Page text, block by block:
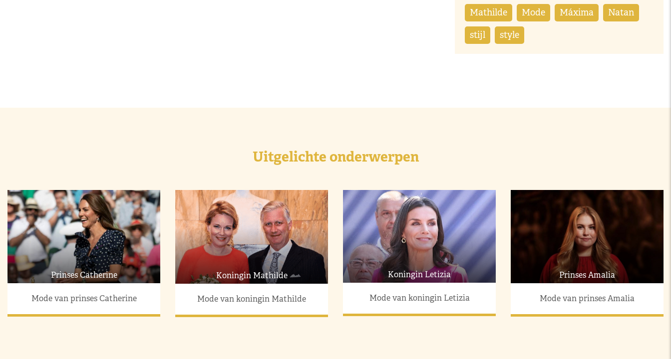
Mathilde Mode Máxima Natan
stijl style
Uitgelichte onderwerpen
Prinses Catherine
Mode van prinses Catherine
Koningin Mathilde
Mode van koningin Mathilde
Koningin Letizia
Mode van koningin Letizia
Prinses Amalia
Mode van prinses Amalia